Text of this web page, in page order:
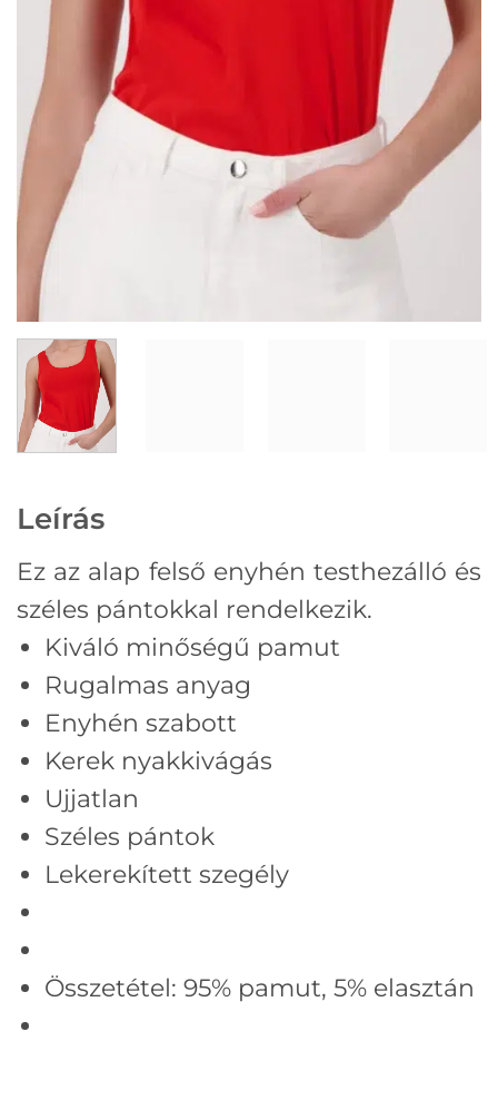
Leírás
Ez az alap felső enyhén testhezálló és
széles pántokkal rendelkezik.
Kiváló minőségű pamut
Rugalmas anyag
Enyhén szabott
Kerek nyakkivágás
Ujjatlan
Széles pántok
Lekerekített szegély
Összetétel: 95% pamut, 5% elasztán